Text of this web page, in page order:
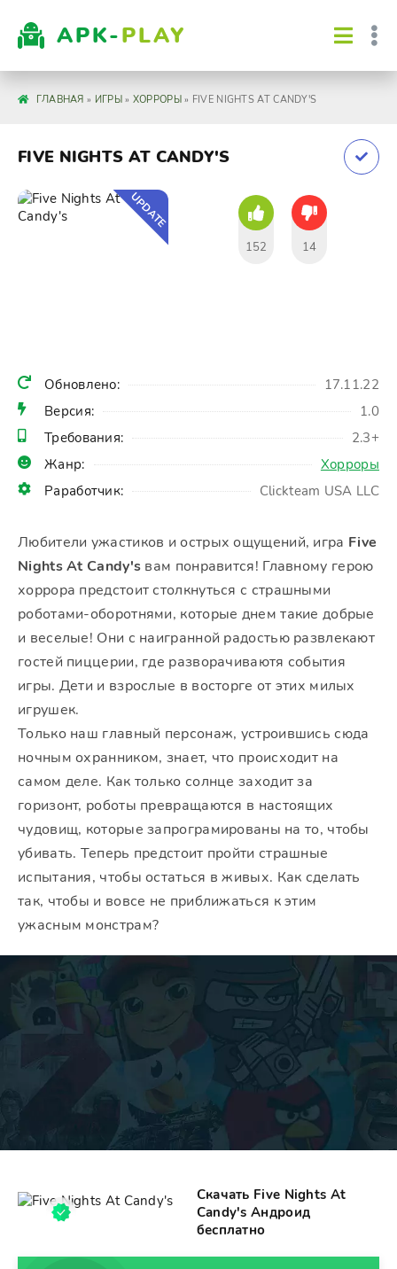
APK-PLAY
ГЛАВНАЯ » ИГРЫ» ХОРРОРЫ» FIVE NIGHTS AT CANDY'S
FIVE NIGHTS AT CANDY'S
Обновлено:
17.11.22
Версия:
1.0
Требования:
2.3+
Жанр:
Хорроры
Раработчик:
Clickteam USA LLC
UPDATE
152 14
Любители ужастиков и острых ощущений, игра Five
Nights At Candy's вам понравится! Главному герою
хоррора предстоит столкнуться с страшными
роботами-оборотнями, которые днем такие добрые
и веселые! Они с наигранной радостью развлекают
гостей пиццерии, где разворачиваютя события
игры. Дети и взрослые в восторге от этих милых
игрушек.
Только наш главный персонаж, устроившись сюда
ночным охранником, знает, что происходит на
самом деле. Как только солнце заходит за
горизонт, роботы превращаются в настоящих
чудовищ, которые запрограмированы на то, чтобы
убивать. Теперь предстоит пройти страшные
испытания, чтобы остаться в живых. Как сделать
так, чтобы и вовсе не приближаться к этим
ужасным монстрам?
Скачать Five Nights At
Candy's Андроид
бесплатно